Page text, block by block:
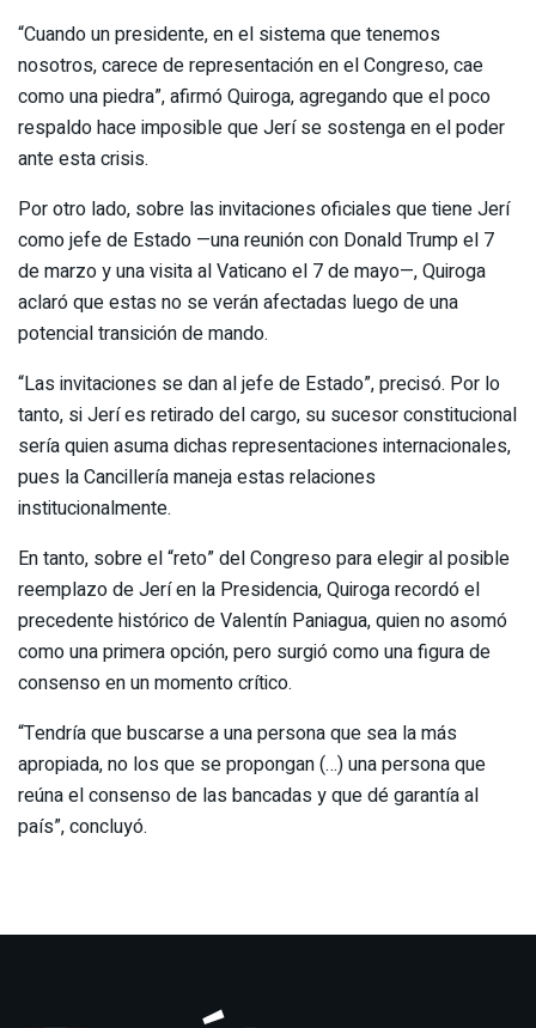
“Cuando un presidente, en el sistema que tenemos
nosotros, carece de representación en el Congreso, cae
como una piedra”, afirmó Quiroga, agregando que el poco
respaldo hace imposible que Jerí se sostenga en el poder
ante esta crisis.
Por otro lado, sobre las invitaciones oficiales que tiene Jerí
como jefe de Estado —una reunión con Donald Trump el 7
de marzo y una visita al Vaticano el 7 de mayo—, Quiroga
aclaró que estas no se verán afectadas luego de una
potencial transición de mando.
“Las invitaciones se dan al jefe de Estado”, precisó. Por lo
tanto, si Jerí es retirado del cargo, su sucesor constitucional
sería quien asuma dichas representaciones internacionales,
pues la Cancillería maneja estas relaciones
institucionalmente.
En tanto, sobre el “reto” del Congreso para elegir al posible
reemplazo de Jerí en la Presidencia, Quiroga recordó el
precedente histórico de Valentín Paniagua, quien no asomó
como una primera opción, pero surgió como una figura de
consenso en un momento crítico.
“Tendría que buscarse a una persona que sea la más
apropiada, no los que se propongan (…) una persona que
reúna el consenso de las bancadas y que dé garantía al
país”, concluyó.